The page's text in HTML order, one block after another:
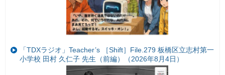
「TDXラジオ」Teacher’s ［Shift］File.279 板橋区立志村第一
小学校 田村 久仁子 先生（前編）（2026年8月4日）